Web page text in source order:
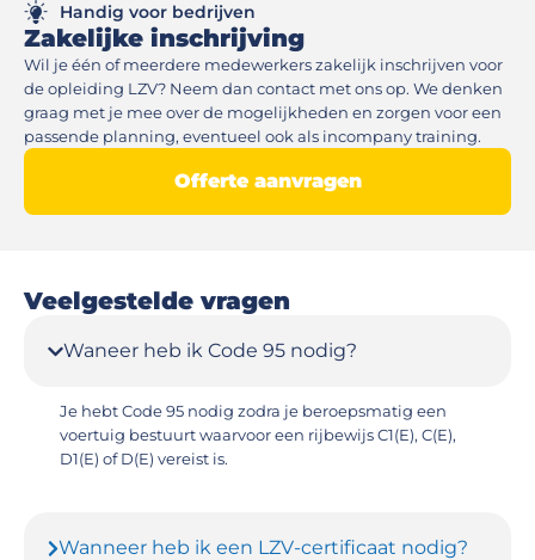
Handig voor bedrijven
Zakelijke inschrijving
Wil je één of meerdere medewerkers zakelijk inschrijven voor
de opleiding LZV? Neem dan contact met ons op. We denken
graag met je mee over de mogelijkheden en zorgen voor een
passende planning, eventueel ook als incompany training.
Offerte aanvragen
Veelgestelde vragen
Waneer heb ik Code 95 nodig?
Je hebt Code 95 nodig zodra je beroepsmatig een
voertuig bestuurt waarvoor een rijbewijs C1(E), C(E),
D1(E) of D(E) vereist is.
Wanneer heb ik een LZV-certificaat nodig?